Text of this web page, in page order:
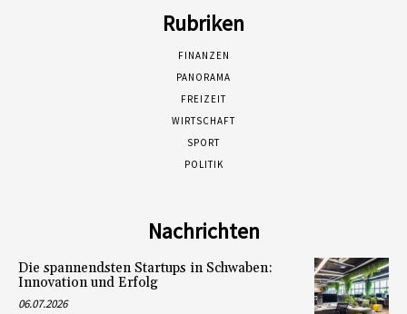
Rubriken
FINANZEN
PANORAMA
FREIZEIT
WIRTSCHAFT
SPORT
POLITIK
Nachrichten
Die spannendsten Startups in Schwaben:
Innovation und Erfolg
06.07.2026